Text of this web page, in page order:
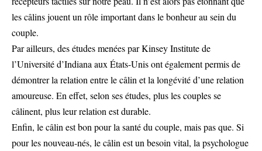
les câlins jouent un rôle important dans le bonheur au sein du
couple.
Par ailleurs, des études menées par Kinsey Institute de
l’Université d’Indiana aux États-Unis ont également permis de
démontrer la relation entre le câlin et la longévité d’une relation
amoureuse. En effet, selon ses études, plus les couples se
câlinent, plus leur relation est durable.
Enfin, le câlin est bon pour la santé du couple, mais pas que. Si
pour les nouveau-nés, le câlin est un besoin vital, la psychologue